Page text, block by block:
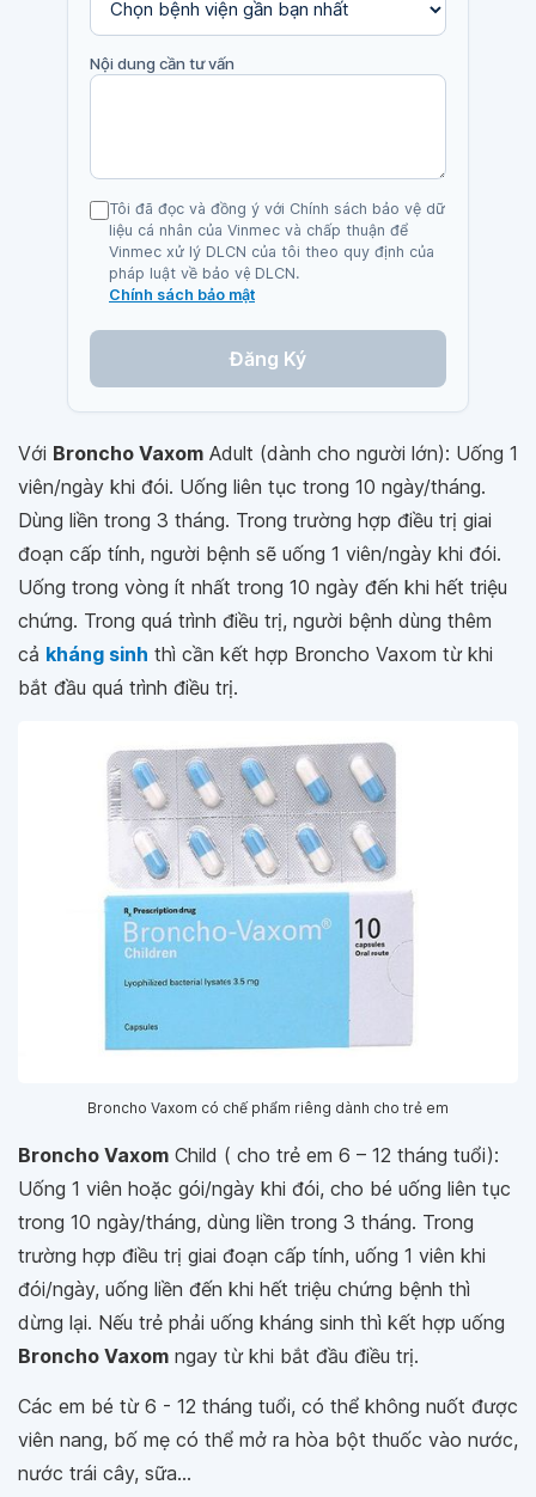
Nội dung cần tư vấn
Tôi đã đọc và đồng ý với Chính sách bảo vệ dữ
liệu cá nhân của Vinmec và chấp thuận để
Vinmec xử lý DLCN của tôi theo quy định của
pháp luật về bảo vệ DLCN.
Chính sách bảo mật
Đăng Ký
Với Broncho Vaxom Adult (dành cho người lớn): Uống 1
viên/ngày khi đói. Uống liên tục trong 10 ngày/tháng.
Dùng liền trong 3 tháng. Trong trường hợp điều trị giai
đoạn cấp tính, người bệnh sẽ uống 1 viên/ngày khi đói.
Uống trong vòng ít nhất trong 10 ngày đến khi hết triệu
chứng. Trong quá trình điều trị, người bệnh dùng thêm
cả kháng sinh thì cần kết hợp Broncho Vaxom từ khi
bắt đầu quá trình điều trị.
Broncho Vaxom có chế phẩm riêng dành cho trẻ em
Broncho Vaxom Child ( cho trẻ em 6 – 12 tháng tuổi):
Uống 1 viên hoặc gói/ngày khi đói, cho bé uống liên tục
trong 10 ngày/tháng, dùng liền trong 3 tháng. Trong
trường hợp điều trị giai đoạn cấp tính, uống 1 viên khi
đói/ngày, uống liền đến khi hết triệu chứng bệnh thì
dừng lại. Nếu trẻ phải uống kháng sinh thì kết hợp uống
Broncho Vaxom ngay từ khi bắt đầu điều trị.
Các em bé từ 6 - 12 tháng tuổi, có thể không nuốt được
viên nang, bố mẹ có thể mở ra hòa bột thuốc vào nước,
nước trái cây, sữa...